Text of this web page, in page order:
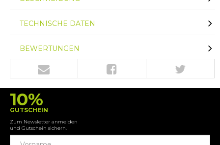
TECHNISCHE DATEN
BEWERTUNGEN
10%
GUTSCHEIN
Zum Newsletter anmelden
und Gutschein sichern.